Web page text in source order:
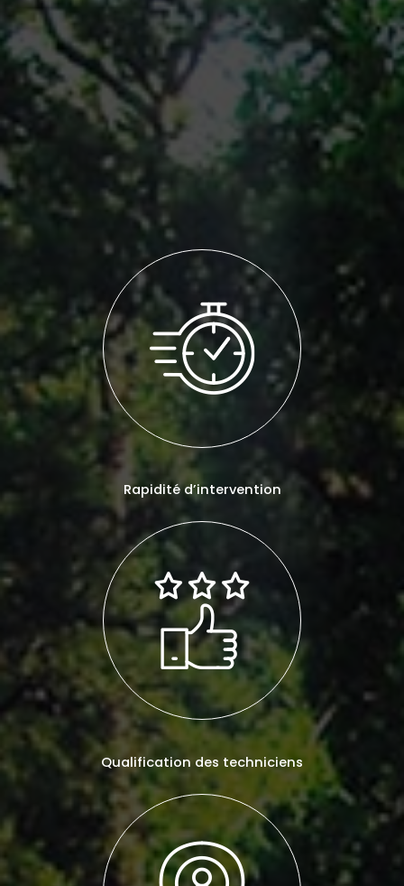
Rapidité d’intervention
Qualification des techniciens